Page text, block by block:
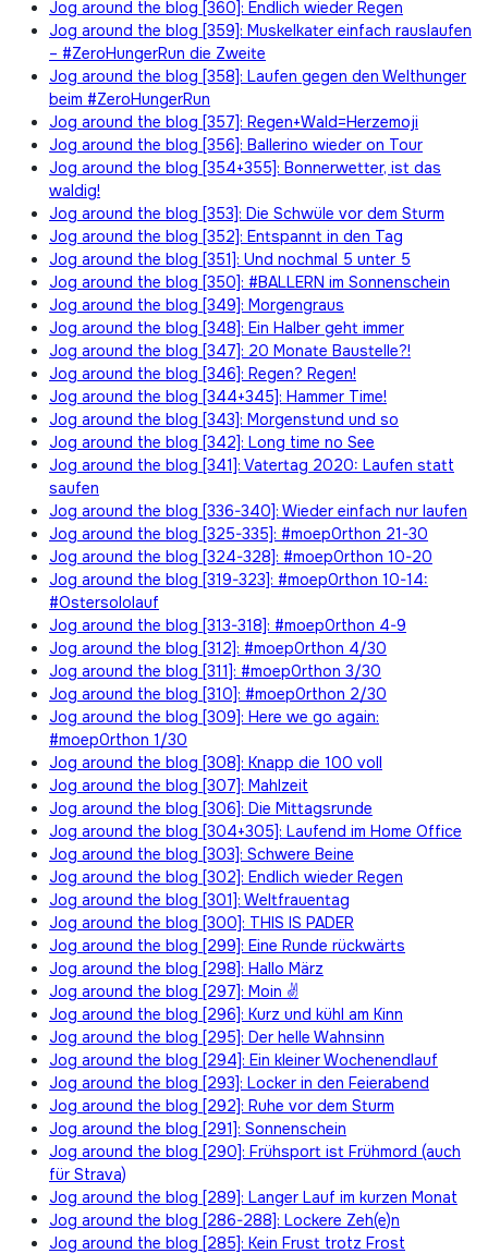
Jog around the blog [360]: Endlich wieder Regen
Jog around the blog [359]: Muskelkater einfach rauslaufen
– #ZeroHungerRun die Zweite
Jog around the blog [358]: Laufen gegen den Welthunger
beim #ZeroHungerRun
Jog around the blog [357]: Regen+Wald=Herzemoji
Jog around the blog [356]: Ballerino wieder on Tour
Jog around the blog [354+355]: Bonnerwetter, ist das
waldig!
Jog around the blog [353]: Die Schwüle vor dem Sturm
Jog around the blog [352]: Entspannt in den Tag
Jog around the blog [351]: Und nochmal 5 unter 5
Jog around the blog [350]: #BALLERN im Sonnenschein
Jog around the blog [349]: Morgengraus
Jog around the blog [348]: Ein Halber geht immer
Jog around the blog [347]: 20 Monate Baustelle?!
Jog around the blog [346]: Regen? Regen!
Jog around the blog [344+345]: Hammer Time!
Jog around the blog [343]: Morgenstund und so
Jog around the blog [342]: Long time no See
Jog around the blog [341]: Vatertag 2020: Laufen statt
saufen
Jog around the blog [336-340]: Wieder einfach nur laufen
Jog around the blog [325-335]: #moep0rthon 21-30
Jog around the blog [324-328]: #moep0rthon 10-20
Jog around the blog [319-323]: #moep0rthon 10-14:
#Ostersololauf
Jog around the blog [313-318]: #moep0rthon 4-9
Jog around the blog [312]: #moep0rthon 4/30
Jog around the blog [311]: #moep0rthon 3/30
Jog around the blog [310]: #moep0rthon 2/30
Jog around the blog [309]: Here we go again:
#moep0rthon 1/30
Jog around the blog [308]: Knapp die 100 voll
Jog around the blog [307]: Mahlzeit
Jog around the blog [306]: Die Mittagsrunde
Jog around the blog [304+305]: Laufend im Home Office
Jog around the blog [303]: Schwere Beine
Jog around the blog [302]: Endlich wieder Regen
Jog around the blog [301]: Weltfrauentag
Jog around the blog [300]: THIS IS PADER
Jog around the blog [299]: Eine Runde rückwärts
Jog around the blog [298]: Hallo März
Jog around the blog [297]: Moin ✌
Jog around the blog [296]: Kurz und kühl am Kinn
Jog around the blog [295]: Der helle Wahnsinn
Jog around the blog [294]: Ein kleiner Wochenendlauf
Jog around the blog [293]: Locker in den Feierabend
Jog around the blog [292]: Ruhe vor dem Sturm
Jog around the blog [291]: Sonnenschein
Jog around the blog [290]: Frühsport ist Frühmord (auch
für Strava)
Jog around the blog [289]: Langer Lauf im kurzen Monat
Jog around the blog [286-288]: Lockere Zeh(e)n
Jog around the blog [285]: Kein Frust trotz Frost